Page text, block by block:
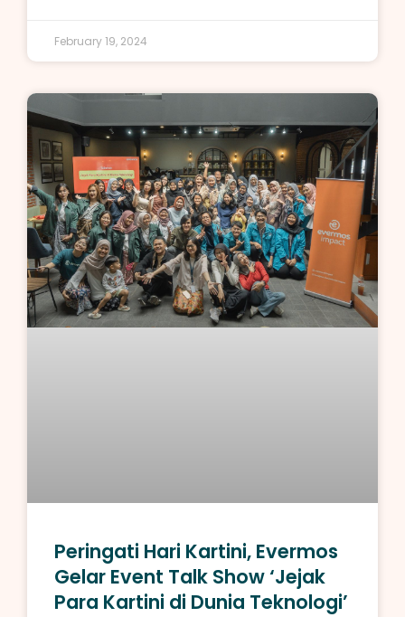
February 19, 2024
Peringati Hari Kartini, Evermos
Gelar Event Talk Show ‘Jejak
Para Kartini di Dunia Teknologi’